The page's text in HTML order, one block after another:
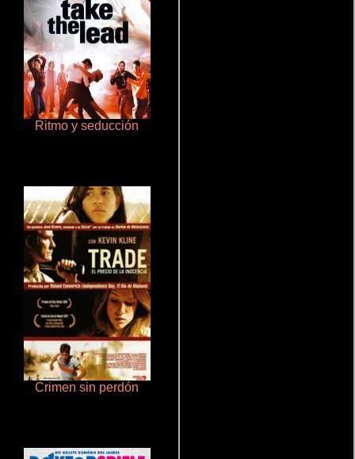
Ritmo y seducción
Crimen sin perdón